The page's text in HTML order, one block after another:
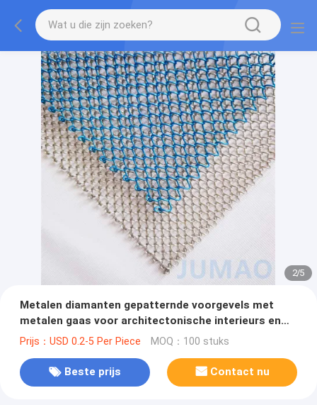
2/5
Metalen diamanten gepatternde voorgevels met
metalen gaas voor architectonische interieurs en
exterieurs
Prijs：USD 0.2-5 Per Piece MOQ：100 stuks
Beste prijs Contact nu